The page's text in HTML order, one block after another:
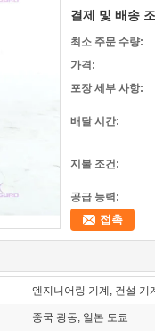
결제 및 배송
최소 주문 수량:
가격:
포장 세부 사항:
배달 시간:
지불 조건:
공급 능력:
접촉
엔지니어링 기계, 건설 기
중국 광동, 일본 도쿄